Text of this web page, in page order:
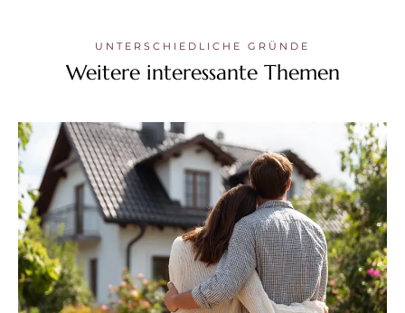
UNTERSCHIEDLICHE GRÜNDE
Weitere interessante Themen